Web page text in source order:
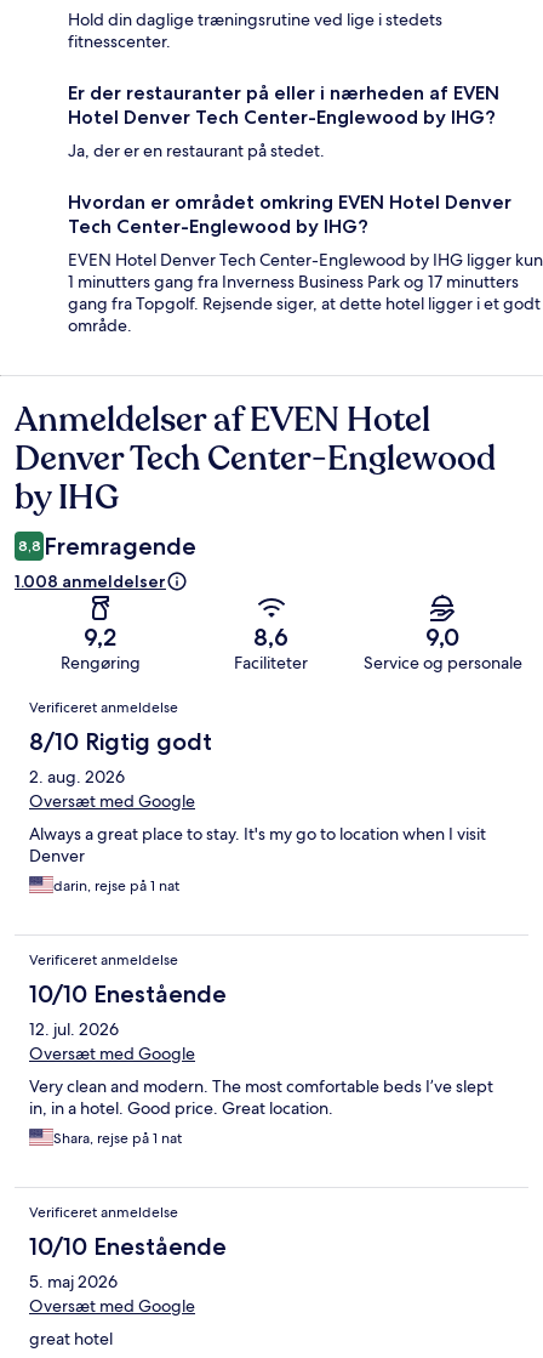
Hold din daglige træningsrutine ved lige i stedets
fitnesscenter.
Er der restauranter på eller i nærheden af EVEN
Hotel Denver Tech Center-Englewood by IHG?
Ja, der er en restaurant på stedet.
Hvordan er området omkring EVEN Hotel Denver
Tech Center-Englewood by IHG?
EVEN Hotel Denver Tech Center-Englewood by IHG ligger kun
1 minutters gang fra Inverness Business Park og 17 minutters
gang fra Topgolf. Rejsende siger, at dette hotel ligger i et godt
område.
Anmeldelser
Anmeldelser af EVEN Hotel
Denver Tech Center-Englewood
by IHG
8,8 Fremragende
1.008 anmeldelser
9,2
Rengøring
8,6
Faciliteter
9,0
Service og personale
Anmeldelser
Verificeret anmeldelse
8/10 Rigtig godt
2. aug. 2026
Oversæt med Google
Always a great place to stay. It's my go to location when I visit
Denver
darin, rejse på 1 nat
Verificeret anmeldelse
10/10 Enestående
12. jul. 2026
Oversæt med Google
Very clean and modern. The most comfortable beds I’ve slept
in, in a hotel. Good price. Great location.
Shara, rejse på 1 nat
Verificeret anmeldelse
10/10 Enestående
5. maj 2026
Oversæt med Google
great hotel